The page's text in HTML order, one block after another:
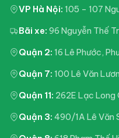
VP Hà Nội: 105 – 107
Bãi xe: 96 Nguyễn Thế
Quận 2: 16 Lê Phước,
Quận 7: 100 Lê Văn
Quận 11: 262E Lạc Long
Quận 3: 490/1A Lê Văn